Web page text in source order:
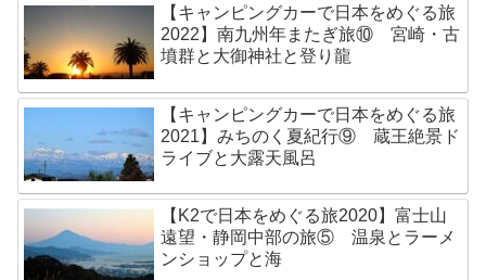
【キャンピングカーで日本をめぐる旅
2022】南九州年またぎ旅⑩ 宮崎・古
墳群と大御神社と登り龍
【キャンピングカーで日本をめぐる旅
2021】みちのく夏紀行⑨ 蔵王絶景ド
ライブと大露天風呂
【K2で日本をめぐる旅2020】富士山
遠望・静岡中部の旅⑤ 温泉とラーメ
ンショップと海